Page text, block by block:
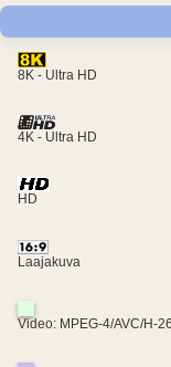
8K - Ultra HD
4K - Ultra HD
HD
Laajakuva
Video: MPEG-4/AVC/H-